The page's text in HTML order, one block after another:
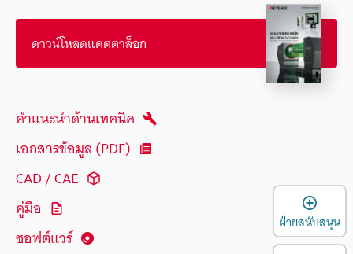
ดาวน์โหลดแคตตาล็อก
คำแนะนำด้านเทคนิค
เอกสารข้อมูล (PDF)
CAD / CAE
คู่มือ
ซอฟต์แวร์
ฝ่ายสนับสนุน